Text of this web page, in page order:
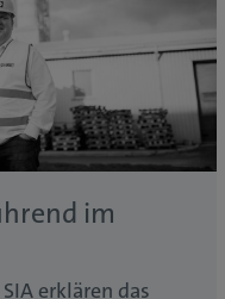
im
SIA erklären das